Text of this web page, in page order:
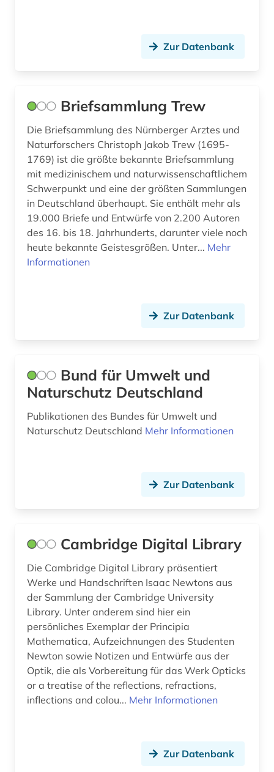
patent (7)
patentanmeldung (1)
patentklassifikation (1)
patentrecht (1)
pharmazie (8)
philosophie (1)
polargebiete (1)
portal (1)
publikationsportal (1)
raumfahrt (2)
recherche (1)
reise (1)
reiseliteratur (1)
repository &lt;informatik&gt; (3)
rhône-gebiet (1)
Zur Datenbank
Briefsammlung Trew
Die Briefsammlung des Nürnberger Arztes und
Naturforschers Christoph Jakob Trew (1695-
1769) ist die größte bekannte Briefsammlung
mit medizinischem und naturwissenschaftlichem
Schwerpunkt und eine der größten Sammlungen
in Deutschland überhaupt. Sie enthält mehr als
19.000 Briefe und Entwürfe von 2.200 Autoren
des 16. bis 18. Jahrhunderts, darunter viele noch
heute bekannte Geistesgrößen. Unter... Mehr
Informationen
Zur Datenbank
Bund für Umwelt und
Naturschutz Deutschland
Publikationen des Bundes für Umwelt und
Naturschutz Deutschland Mehr Informationen
Zur Datenbank
Cambridge Digital Library
Die Cambridge Digital Library präsentiert
Werke und Handschriften Isaac Newtons aus
der Sammlung der Cambridge University
Library. Unter anderem sind hier ein
persönliches Exemplar der Principia
Mathematica, Aufzeichnungen des Studenten
Newton sowie Notizen und Entwürfe aus der
Optik, die als Vorbereitung für das Werk Opticks
or a treatise of the reflections, refractions,
inflections and colou... Mehr Informationen
Zur Datenbank